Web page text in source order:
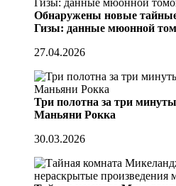
Обнаружены новые
Гизы: данные мюонной
27.04.2026
Три полотна за три
Маньяни Рокка
30.03.2026